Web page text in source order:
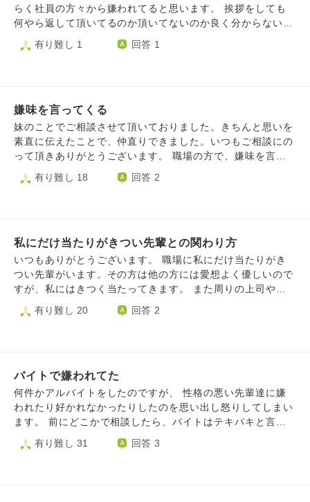
い様になるように仕向ける上司、等他にも何人か嫌な人が
次々と現れます。 夫の前でも度々話を聞いてもらいその都
と言ってくれますが、仕事内容と会社自体は好きなのと幼い
辞めたくはないですが嫌な人が寄ってきにくい、嫌なことが
起きにくくするためにはどうしたらいいでしょうか。
らく社員の方々から嫌われてると思います。 挨拶をしても
何やら返して頂いてるのか頂いてないのか良く分からない様
な感じです。 私の後に入られた派遣の女性がいらっしゃい
ますがその方は美人な方でとても愛想の良い女性で、印象も
も良い態度を取ってるの私自身手に取る様に感じてるので。
その反面、私が社員に声かけたりしても、社員は明らかに女
性と温度差がある態度で応対されるのです。 割と分かりま
すそうゆうの。 別に同じ接し方して欲しいとかそんなのは
時もあります。 もうなんかどうでも良くなりそうになって
ます。 私が余り仕事が良く無いのもありますが、派遣社員
間同士での差別的対応の様に感じる時もあります。 私が思
うに、私の印象は悪く会社からしても別にどうでも良いとゆ
う感覚なのではないでしょうか。 逆に女性は派遣先からし
す。
有り難し 1 回答 1
嫌味を言ってくる
妹のことでご相談させて頂いておりました。きちんと思いを
素直に伝えたことで、仲直りできました。いつもご相談にの
って頂きありがとうございます。 職場の方で、嫌味を言っ
てくる人がいます。「職場の人から可愛がってもらって
る？」「仲良い人いるの」ニヤニヤ笑いながらです。私は
るのわかりませんがどんな心理なのでしょうか。またどのよ
うに対応すればよいのでしょうか。その時は無駄に敵は作ら
ないように、やりすごしました。
有り難し 18 回答 2
私にだけ当たりがきつい先輩との関わり方
いつもありがとうございます。 職場に私にだけ当たりがき
つい先輩がいます。その方は他の方には愛想よく優しいので
すが、私にはきつく当たってきます。 また周りの上司や同
僚にも私ときが合わないことを触れ回ったり、聞こえるよう
に悪口を言ったりしています。 飲み会でも私だけ仲間はず
幸いです。
有り難し 20 回答 2
バイトで嫌われてた
何件かアルバイトをしたのですが、 性格の悪い先輩達に嫌
われたり好かれなかったりしたのを思い出し怒りしてしまい
ます。 前にどこかで相談したら、バイトはテキパキと言う
ことを聞く人が重宝されると言われました。 でも、だから
って。 なんか、ルックスが良くて媚び上手で仕事できる人
有り難し 31 回答 3